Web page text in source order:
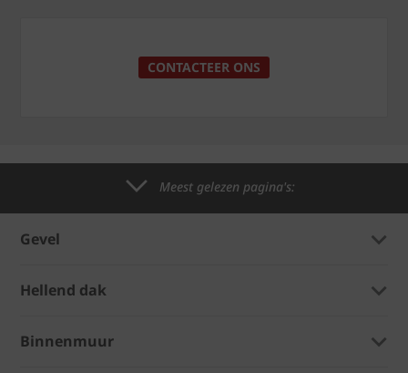
CONTACTEER ONS
Meest gelezen pagina's:
Gevel
Hellend dak
Binnenmuur